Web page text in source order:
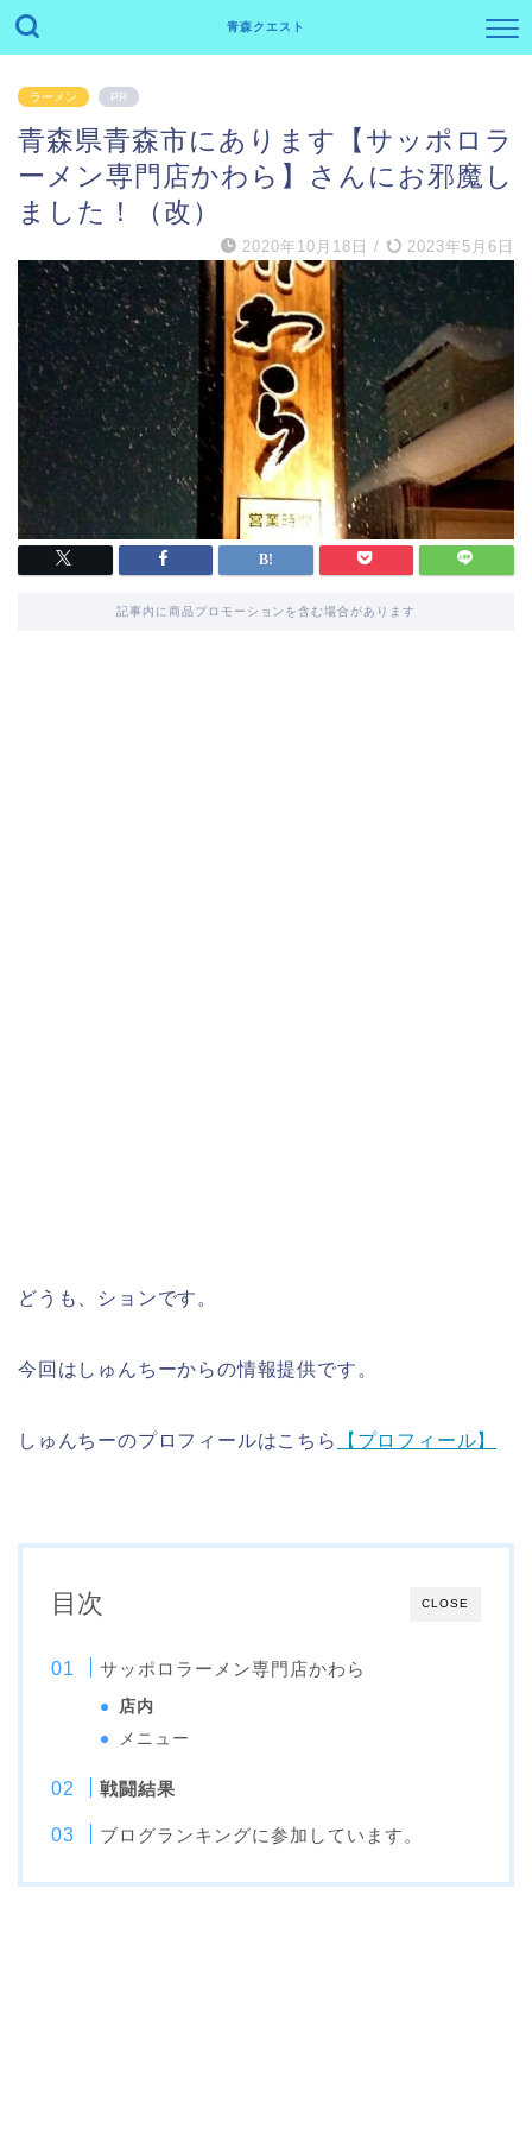
青森クエスト
ラーメン PR
青森県青森市にあります【サッポロラ
ーメン専門店かわら】さんにお邪魔し
ました！（改）
2020年10月18日 / 2023年5月6日
記事内に商品プロモーションを含む場合があります
どうも、ションです。
今回はしゅんちーからの情報提供です。
しゅんちーのプロフィールはこちら 【プロフィール】
CLOSE
目次
サッポロラーメン専門店かわら
店内
メニュー
戦闘結果
ブログランキングに参加しています。